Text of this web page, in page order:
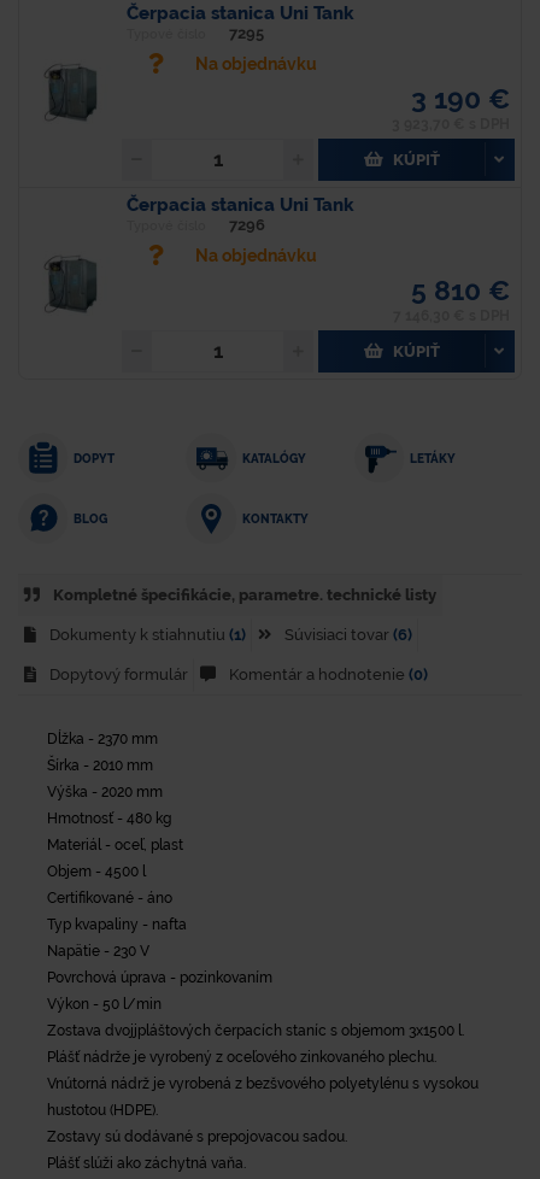
Čerpacia stanica Uni Tank
7295
Na objednávku
3 190 €
KÚPIŤ
Čerpacia stanica Uni Tank
7296
Na objednávku
5 810 €
KÚPIŤ
DOPYT KATALÓGY LETÁKY
BLOG KONTAKTY
Kompletné špecifikácie, parametre. technické listy
Dokumenty k stiahnutiu (1) Súvisiaci tovar (6)
Dopytový formulár Komentár a hodnotenie (0)
Dĺžka - 2370 mm
Šírka - 2010 mm
Výška - 2020 mm
Hmotnosť - 480 kg
Materiál - oceľ, plast
Objem - 4500 l
Certifikované - áno
Typ kvapaliny - nafta
Napätie - 230 V
Povrchová úprava - pozinkovaním
Výkon - 50 l/min
Zostava dvojjpláštových čerpacích staníc s objemom 3x1500 l.
Plášť nádrže je vyrobený z oceľového zinkovaného plechu.
Vnútorná nádrž je vyrobená z bezšvového polyetylénu s vysokou
hustotou (HDPE).
Zostavy sú dodávané s prepojovacou sadou.
Plášť slúži ako záchytná vaňa.